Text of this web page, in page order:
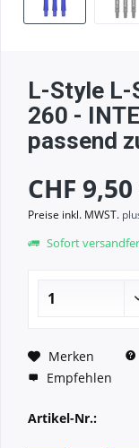
L-Style L-
260 -
passend
CHF
Preise inkl. MWST.
Sofort
Merken
Empfehlen
Artikel-Nr.: